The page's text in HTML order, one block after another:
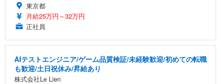
東京都
月給25万円～32万円
正社員
AIテストエンジニア/ゲーム品質検証/未経験歓迎/初めての転職
も歓迎/土日祝休み/昇給あり
株式会社Le Lien